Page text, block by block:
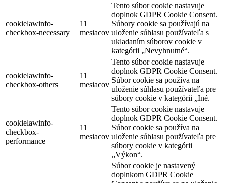
cookielawinfo-
checkbox-necessary
11
mesiacov
Tento súbor cookie nastavuje
doplnok GDPR Cookie Consent.
Súbory cookie sa používajú na
uloženie súhlasu používateľa s
ukladaním súborov cookie v
kategórii „Nevyhnutné“.
cookielawinfo-
checkbox-others
11
mesiacov
Tento súbor cookie nastavuje
doplnok GDPR Cookie Consent.
Súbor cookie sa používa na
uloženie súhlasu používateľa pre
súbory cookie v kategórii „Iné.
cookielawinfo-
checkbox-
performance
11
mesiacov
Tento súbor cookie nastavuje
doplnok GDPR Cookie Consent.
Súbor cookie sa používa na
uloženie súhlasu používateľa pre
súbory cookie v kategórii
„Výkon“.
Súbor cookie je nastavený
doplnkom GDPR Cookie